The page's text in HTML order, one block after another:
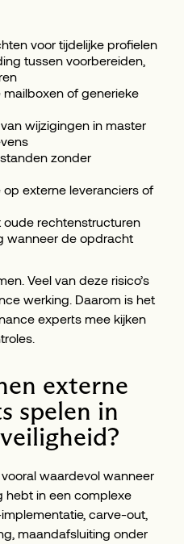
voor tijdelijke profielen
tussen voorbereiden,
of generieke
wijzigingen in master
zonder
externe leveranciers of
rechtenstructuren
wanneer de opdracht
Veel van deze risico’s
werking. Daarom is het
experts mee kijken
externe
spelen in
waardevol wanneer
hebt in een complexe
carve-out,
maandafsluiting onder